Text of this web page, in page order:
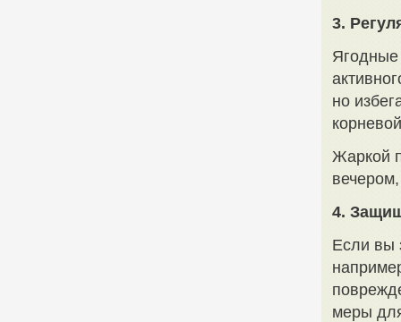
3.
Ягодные
но
Жаркой
4.
Если вы
меры